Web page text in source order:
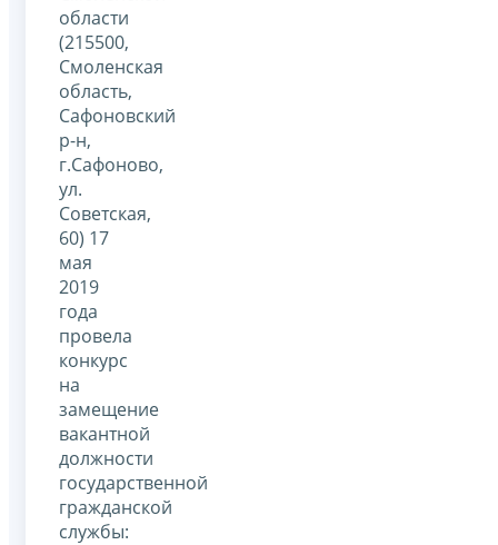
области
(215500,
Смоленская
область,
Сафоновский
р-н,
г.Сафоново,
ул.
Советская,
60) 17
мая
2019
года
провела
конкурс
на
замещение
вакантной
должности
государственной
гражданской
службы: